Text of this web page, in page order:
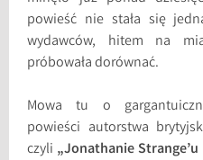
powieść nie stała się
wydawców, hitem na
próbowała dorównać.
Mowa tu o
powieści autorstwa
czyli „Jonathanie